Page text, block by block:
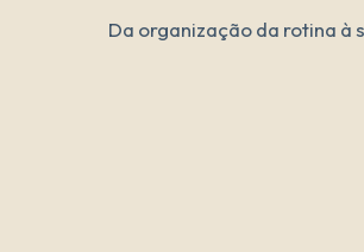
Da organização da rotina à